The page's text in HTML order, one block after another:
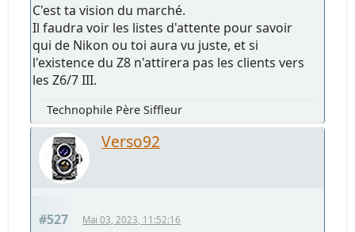
C'est ta vision du marché.
Il faudra voir les listes d'attente pour savoir
qui de Nikon ou toi aura vu juste, et si
l'existence du Z8 n'attirera pas les clients vers
les Z6/7 III.
Technophile Père Siffleur
Verso92
#527 Mai 03, 2023, 11:52:16